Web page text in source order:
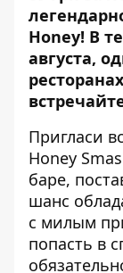
Honey! В
августа,
Пригласи
Honey
баре,
шанс
с милым
попасть в